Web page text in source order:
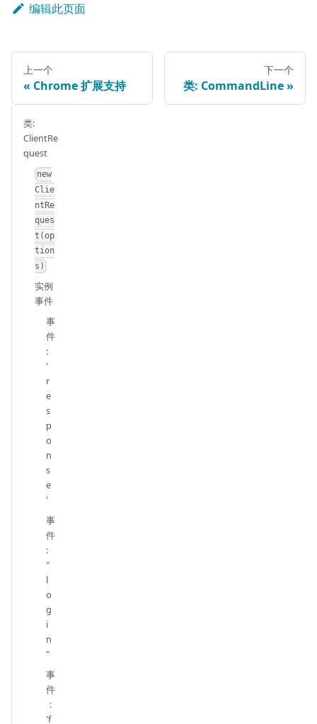
编辑此页面
上一个
Chrome 扩展支持
下一个
类: CommandLine
类:
ClientRe
quest
new
Clie
ntRe
ques
t(op
tion
s)
实例
事件
事
件
:
'
r
e
s
p
o
n
s
e
'
事
件
:
"
l
o
g
i
n
"
事
件
：
'f